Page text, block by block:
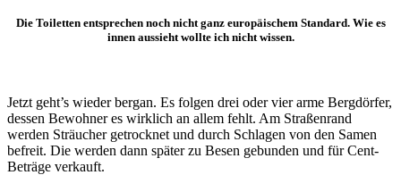
Die Toiletten entsprechen noch nicht ganz europäischem Standard. Wie es
innen aussieht wollte ich nicht wissen.
Jetzt geht’s wieder bergan. Es folgen drei oder vier arme Bergdörfer,
dessen Bewohner es wirklich an allem fehlt. Am Straßenrand
werden Sträucher getrocknet und durch Schlagen von den Samen
befreit. Die werden dann später zu Besen gebunden und für Cent-
Beträge verkauft.